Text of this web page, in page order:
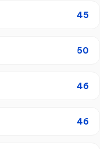
45
50
46
46